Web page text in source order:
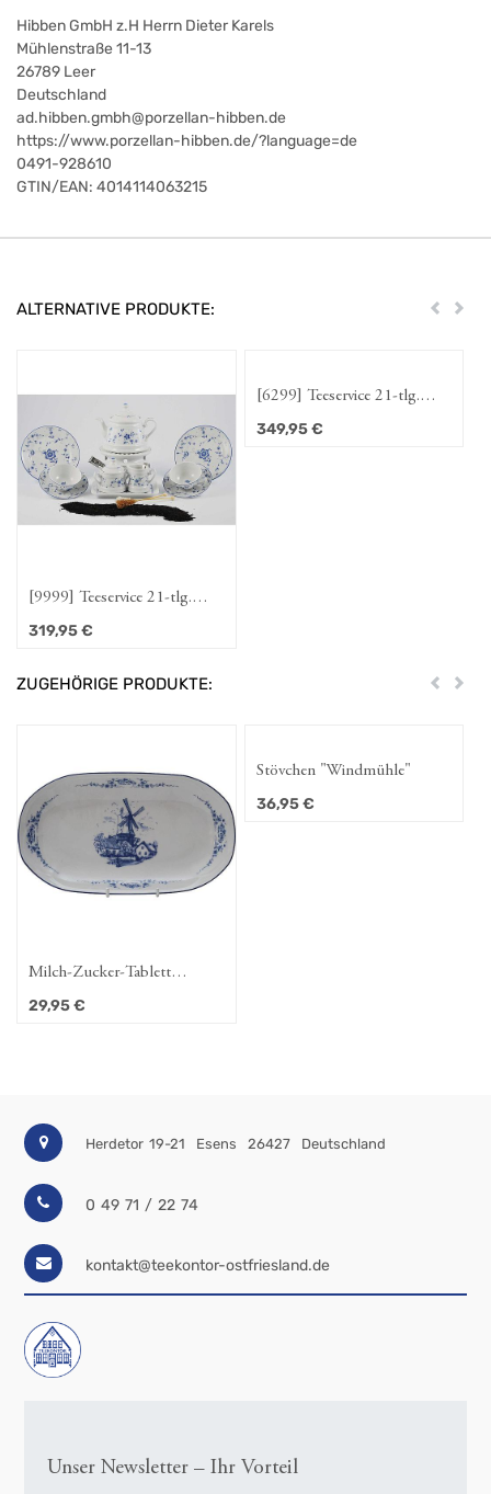
Hibben GmbH z.H Herrn Dieter Karels
Mühlenstraße 11-13
26789 Leer
Deutschland
ad.hibben.gmbh@porzellan-hibben.de
https://www.porzellan-hibben.de/?language=de
0491-928610
GTIN/EAN: 4014114063215
ALTERNATIVE PRODUKTE: Zurück
[9999] Teeservice 21-tlg.
"Greetsiel"
319,95€
[6299] Teeservice 21-tlg.
"Strohblume"
349,95€
ZUGEHÖRIGE PRODUKTE: Zurück
Milch-Zucker-Tablett
"Windmühle" 22cm
29,95€
Stövchen "Windmühle"
36,95€
Herdetor 19-21 Esens 26427 Deutschland
0 49 71 / 22 74
kontakt@teekontor-ostfriesland.de
Unser Newsletter – Ihr Vorteil